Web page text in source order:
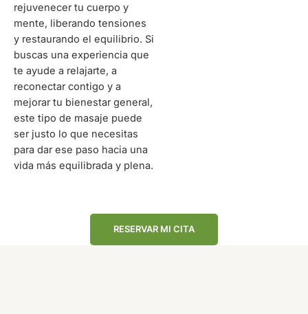
rejuvenecer tu cuerpo y
mente, liberando tensiones
y restaurando el equilibrio. Si
buscas una experiencia que
te ayude a relajarte, a
reconectar contigo y a
mejorar tu bienestar general,
este tipo de masaje puede
ser justo lo que necesitas
para dar ese paso hacia una
vida más equilibrada y plena.
RESERVAR MI CITA